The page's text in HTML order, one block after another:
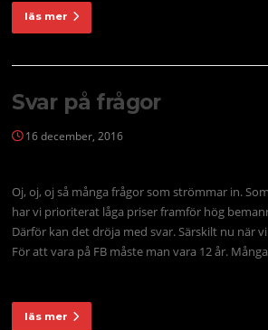
läs mer
Svar på frågor
16 december, 2016
Oj, oj, oj så många frågor som strömmar in.
har vi prioriterat låga priser framför hög
Därför kan det dröja med svar. Särskilt nu när
För att vara på FB måste man vara 12 år.
läs mer